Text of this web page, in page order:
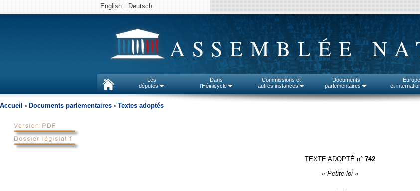
English Deutsch
ASSEMBLÉE
Les
députés
Dans
l'Hémicycle
Commissions et
autres instances
Documents
parlementaires
Europe
et
Accueil > Documents parlementaires > Textes adoptés
TEXTE ADOPTÉ n° 742
« Petite loi »